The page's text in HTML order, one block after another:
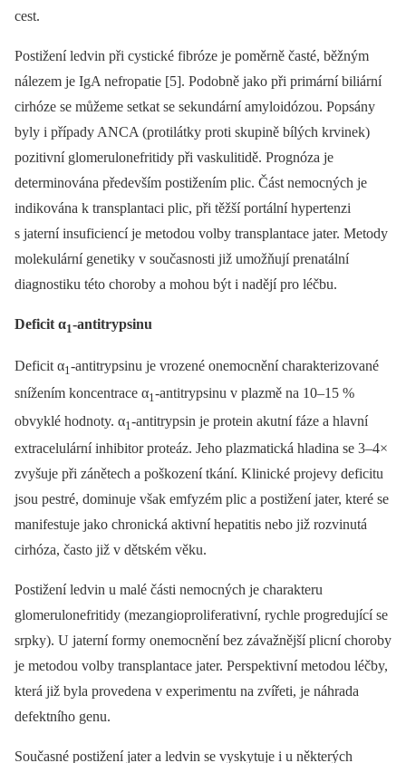
cest.
Postižení ledvin při cystické fibróze je poměrně časté, běžným
nálezem je IgA nefropatie [5]. Podobně jako při primární biliární
cirhóze se můžeme setkat se sekundární amyloidózou. Popsány
byly i případy ANCA (protilátky proti skupině bílých krvinek)
pozitivní glomerulonefritidy při vaskulitidě. Prognóza je
determinována především postižením plic. Část nemocných je
indikována k transplantaci plic, při těžší portální hypertenzi
s jaterní insuficiencí je metodou volby transplantace jater. Metody
molekulární genetiky v současnosti již umožňují prenatální
diagnostiku této choroby a mohou být i nadějí pro léčbu.
Deficit α1-antitrypsinu
Deficit α1-antitrypsinu je vrozené onemocnění charakterizované
snížením koncentrace α1-antitrypsinu v plazmě na 10–15 %
obvyklé hodnoty. α1 -antitrypsin je protein akutní fáze a hlavní
extracelulární inhibitor proteáz. Jeho plazmatická hladina se 3–4×
zvyšuje při zánětech a poškození tkání. Klinické projevy deficitu
jsou pestré, dominuje však emfyzém plic a postižení jater, které se
manifestuje jako chronická aktivní hepatitis nebo již rozvinutá
cirhóza, často již v dětském věku.
Postižení ledvin u malé části nemocných je charakteru
glomerulonefritidy (mezangioproliferativní, rychle progredující se
srpky). U jaterní formy onemocnění bez závažnější plicní choroby
je metodou volby transplantace jater. Perspektivní metodou léčby,
která již byla provedena v experimentu na zvířeti, je náhrada
defektního genu.
Současné postižení jater a ledvin se vyskytuje i u některých